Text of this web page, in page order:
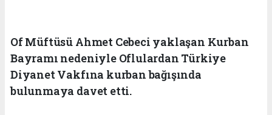
Of Müftüsü Ahmet Cebeci yaklaşan Kurban
Bayramı nedeniyle Oflulardan Türkiye
Diyanet Vakfına kurban bağışında
bulunmaya davet etti.